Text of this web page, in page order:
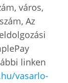
város,
Az
linken
vasarlo-